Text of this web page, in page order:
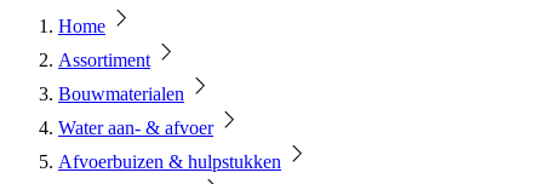
Home
Assortiment
Bouwmaterialen
Water aan- & afvoer
Afvoerbuizen & hulpstukken